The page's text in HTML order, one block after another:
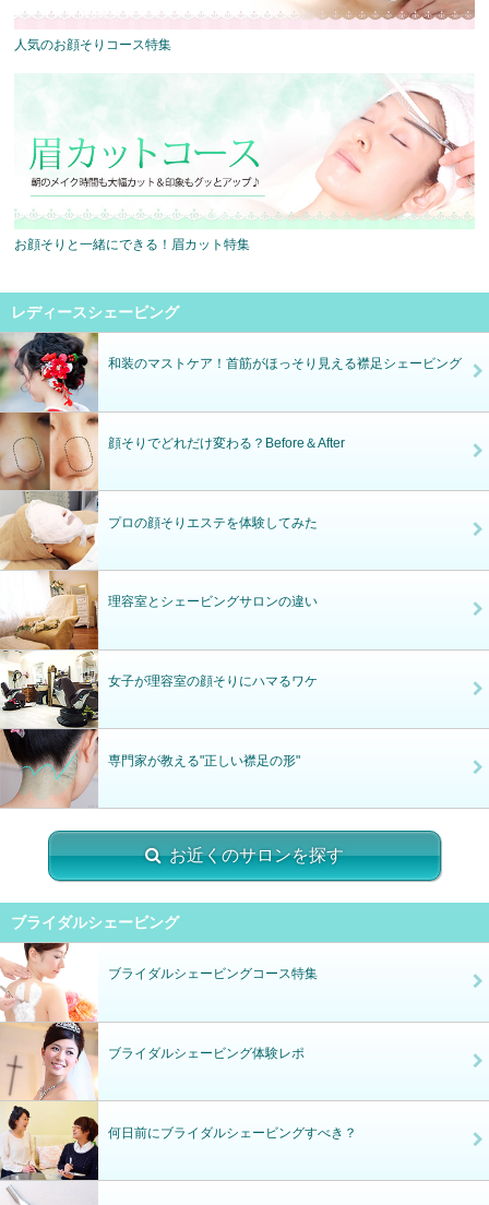
人気のお顔そりコース特集
お顔そりと一緒にできる！眉カット特集
レディースシェービング
和装のマストケア！首筋がほっそり見える襟足シェービング
顔そりでどれだけ変わる？Before＆After
プロの顔そりエステを体験してみた
理容室とシェービングサロンの違い
女子が理容室の顔そりにハマるワケ
専門家が教える"正しい襟足の形"
お近くのサロンを探す
ブライダルシェービング
ブライダルシェービングコース特集
ブライダルシェービング体験レポ
何日前にブライダルシェービングすべき？